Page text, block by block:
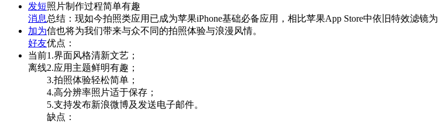
发短
消息
加为
好友
当前
离线
照片制作过程简单有趣
总结：现如今拍照类应用已成为苹果iPhone基础必备应用，相比苹果App Store中依旧特效滤
信也将为我们带来与众不同的拍照体验与浪漫风情。
优点：
1.界面风格清新文艺；
2.应用主题鲜明有趣；
3.拍照体验轻松简单；
4.高分辨率照片适于保存；
5.支持发布新浪微博及发送电子邮件。
缺点：